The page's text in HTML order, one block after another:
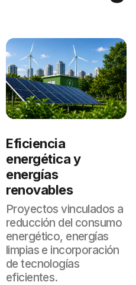
Eficiencia
energética y
energías
renovables
Proyectos vinculados a
reducción del consumo
energético, energías
limpias e incorporación
de tecnologías
eficientes.